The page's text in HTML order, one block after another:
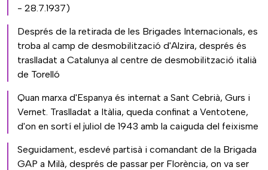
- 28.7.1937)
Després de la retirada de les Brigades Internacionals, es
troba al camp de desmobilització d'Alzira, després és
traslladat a Catalunya al centre de desmobilització italià
de Torelló
Quan marxa d'Espanya és internat a Sant Cebrià, Gurs i
Vernet. Traslladat a Itàlia, queda confinat a Ventotene,
d'on en sortí el juliol de 1943 amb la caiguda del feixisme
Seguidament, esdevé partisà i comandant de la Brigada
GAP a Milà, després de passar per Florència, on va ser